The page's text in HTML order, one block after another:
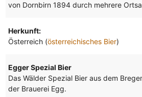
von Dornbirn 1894 durch mehrere
Herkunft:
Österreich (österreichisches Bier)
Egger Spezial Bier
Das Wälder Spezial Bier aus dem
der Brauerei Egg.